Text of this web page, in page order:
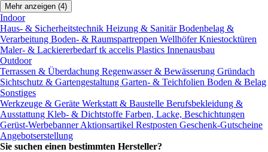
Mehr anzeigen (4)
Indoor
Haus- & Sicherheitstechnik Heizung & SanitärBodenbelag &
Verarbeitung Boden- & Raumspartreppen Wellhöfer Kniestocktüren
Maler- & Lackiererbedarftk accelis Plastics Innenausbau
Outdoor
Terrassen & Überdachung Regenwasser & Bewässerung Gründach
Sichtschutz & Gartengestaltung Garten- & Teichfolien Boden & Belag
Sonstiges
Werkzeuge & Geräte Werkstatt & Baustelle Berufsbekleidung &
Ausstattung Kleb- & Dichtstoffe Farben, Lacke, Beschichtungen
Gerüst-WerbebannerAktionsartikel Restposten Geschenk-Gutscheine
Angebotserstellung
Sie suchen einen bestimmten Hersteller?